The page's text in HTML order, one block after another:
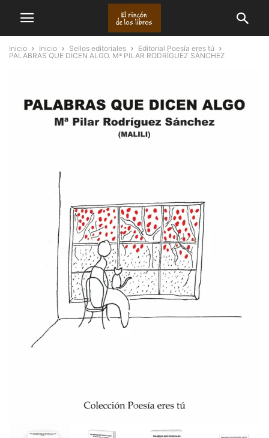
Inicio Inicio Sellos editoriales
Editorial Poesía eres tú
PALABRAS QUE DICEN ALGO. Mª PILAR RODRÍGUEZ SÁNCHEZ